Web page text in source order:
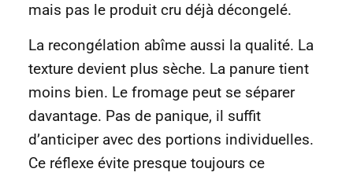
mais pas le produit cru déjà décongelé.
La recongélation abîme aussi la qualité. La
texture devient plus sèche. La panure tient
moins bien. Le fromage peut se séparer
davantage. Pas de panique, il suffit
d’anticiper avec des portions individuelles.
Ce réflexe évite presque toujours ce